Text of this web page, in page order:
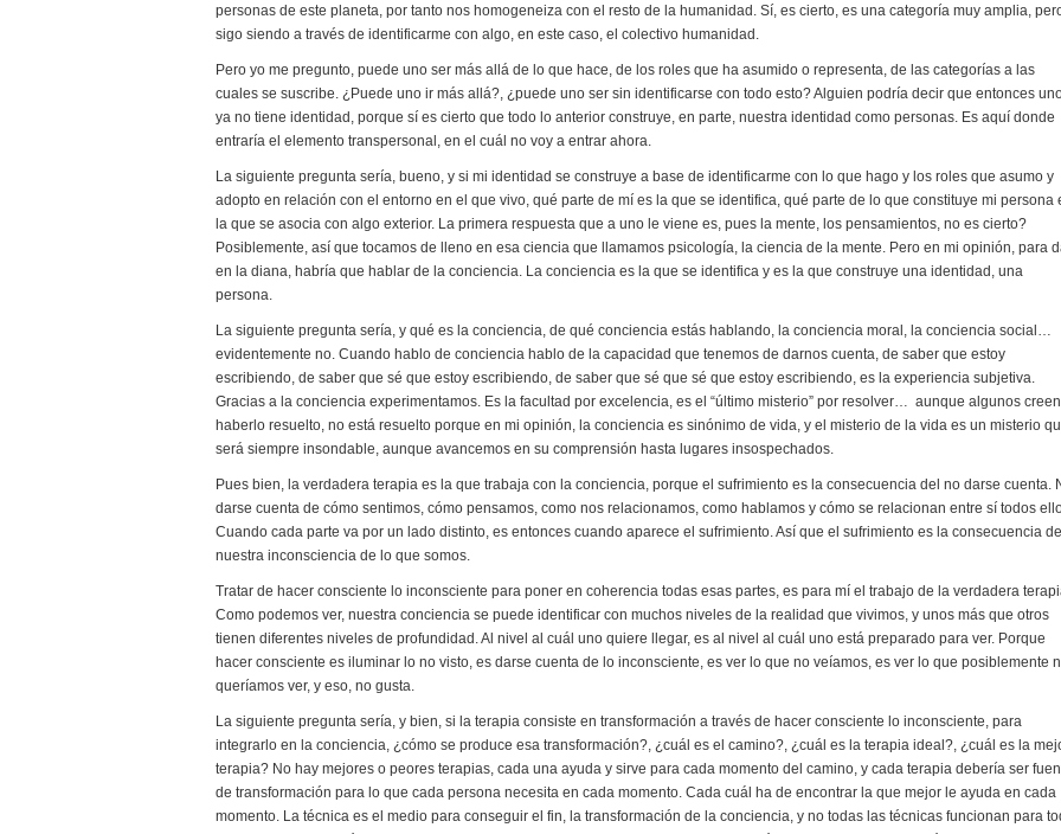
personas de este planeta, por tanto nos homogeneiza con el resto de la humanidad. Sí, es cierto, es una categoría muy amplia,
sigo siendo a través de identificarme con algo, en este caso, el colectivo humanidad.
Pero yo me pregunto, puede uno ser más allá de lo que hace, de los roles que ha asumido o representa, de las categorías a las
cuales se suscribe. ¿Puede uno ir más allá?, ¿puede uno ser sin identificarse con todo esto? Alguien podría decir que entonces
ya no tiene identidad, porque sí es cierto que todo lo anterior construye, en parte, nuestra identidad como personas. Es aquí donde
entraría el elemento transpersonal, en el cuál no voy a entrar ahora.
La siguiente pregunta sería, bueno, y si mi identidad se construye a base de identificarme con lo que hago y los roles que asumo y
adopto en relación con el entorno en el que vivo, qué parte de mí es la que se identifica, qué parte de lo que constituye mi persona
la que se asocia con algo exterior. La primera respuesta que a uno le viene es, pues la mente, los pensamientos, no es cierto?
Posiblemente, así que tocamos de lleno en esa ciencia que llamamos psicología, la ciencia de la mente. Pero en mi opinión, para
en la diana, habría que hablar de la conciencia. La conciencia es la que se identifica y es la que construye una identidad, una
persona.
La siguiente pregunta sería, y qué es la conciencia, de qué conciencia estás hablando, la conciencia moral, la conciencia social…
evidentemente no. Cuando hablo de conciencia hablo de la capacidad que tenemos de darnos cuenta, de saber que estoy
escribiendo, de saber que sé que estoy escribiendo, de saber que sé que sé que estoy escribiendo, es la experiencia subjetiva.
Gracias a la conciencia experimentamos. Es la facultad por excelencia, es el “último misterio” por resolver… aunque algunos creen
haberlo resuelto, no está resuelto porque en mi opinión, la conciencia es sinónimo de vida, y el misterio de la vida es un misterio
será siempre insondable, aunque avancemos en su comprensión hasta lugares insospechados.
Pues bien, la verdadera terapia es la que trabaja con la conciencia, porque el sufrimiento es la consecuencia del no darse cuenta.
darse cuenta de cómo sentimos, cómo pensamos, como nos relacionamos, como hablamos y cómo se relacionan entre sí todos
Cuando cada parte va por un lado distinto, es entonces cuando aparece el sufrimiento. Así que el sufrimiento es la consecuencia de
nuestra inconsciencia de lo que somos.
Tratar de hacer consciente lo inconsciente para poner en coherencia todas esas partes, es para mí el trabajo de la verdadera
Como podemos ver, nuestra conciencia se puede identificar con muchos niveles de la realidad que vivimos, y unos más que otros
tienen diferentes niveles de profundidad. Al nivel al cuál uno quiere llegar, es al nivel al cuál uno está preparado para ver. Porque
hacer consciente es iluminar lo no visto, es darse cuenta de lo inconsciente, es ver lo que no veíamos, es ver lo que posiblemente
queríamos ver, y eso, no gusta.
La siguiente pregunta sería, y bien, si la terapia consiste en transformación a través de hacer consciente lo inconsciente, para
integrarlo en la conciencia, ¿cómo se produce esa transformación?, ¿cuál es el camino?, ¿cuál es la terapia ideal?, ¿cuál es la
terapia? No hay mejores o peores terapias, cada una ayuda y sirve para cada momento del camino, y cada terapia debería ser
de transformación para lo que cada persona necesita en cada momento. Cada cuál ha de encontrar la que mejor le ayuda en cada
momento. La técnica es el medio para conseguir el fin, la transformación de la conciencia, y no todas las técnicas funcionan para